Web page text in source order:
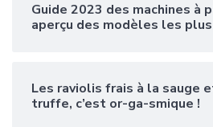
Guide 2023 des machines à
aperçu des modèles les
Les raviolis frais à la sauge
truffe, c’est or-ga-smique !